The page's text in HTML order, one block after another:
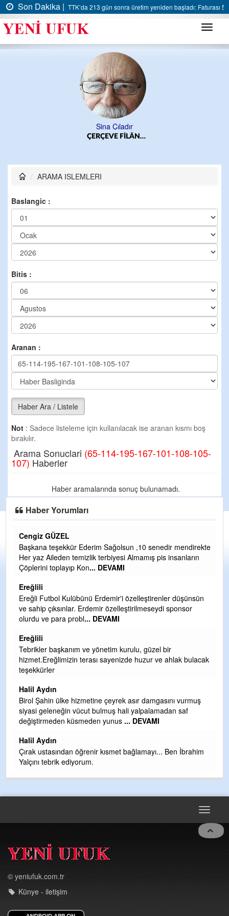
Son Dakika | TTK’da 213 gün sonra üretim yeniden başladı: Faturası 5
Menü
Sina Çıladır
ÇERÇEVE FİLÂN…
ARAMA ISLEMLERI
Baslangic :
Bitis :
Aranan :
Haber Ara / Listele
Not : Sadece listeleme için kullanılacak ise aranan kısmı boş
bırakılır.
Arama Sonuclari (65-114-195-167-101-108-105-
107) Haberler
Haber aramalarında sonuç bulunamadı.
Haber Yorumları
Cengiz GÜZEL
Başkana teşekkür Ederim Sağolsun ,10 senedir mendirekte
Her yaz Aileden temizlik terbiyesi Almamış pis insanların
Çöplerini toplayıp Kon... DEVAMI
Ereğlili
Ereğli Futbol Kulübünü Erdemir'i özelleştirenler düşünsün
ve sahip çıksınlar. Erdemir özelleştirilmeseydi sponsor
olurdu ve para probl... DEVAMI
Ereğlili
Tebrikler başkanım ve yönetim kurulu, güzel bir
hizmet.Ereğlimizin terası sayenizde huzur ve ahlak bulacak
teşekkürler
Halil Aydın
Birol Şahin ülke hizmetine çeyrek asır damgasını vurmuş
siyasi geleneğin vücut bulmuş hali yalpalamadan saf
değiştirmeden küsmeden yunus ... DEVAMI
Halil Aydın
Çırak ustasından öğrenir kısmet bağlamayı... Ben İbrahim
Yalçını tebrik ediyorum.
Toggle
© yeniufuk.com.tr
Künye - iletişim